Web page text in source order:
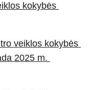
kokybės
veiklos kokybės
2025 m.